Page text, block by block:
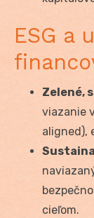
ESG a
Zelené,
viazanie
aligned),
cieľom.